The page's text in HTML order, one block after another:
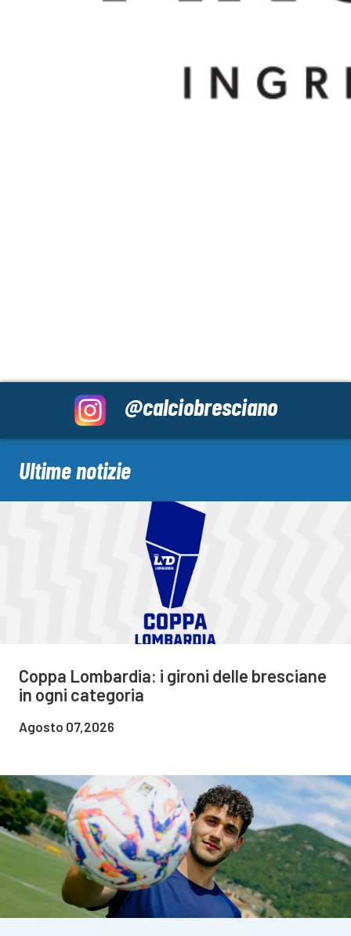
@calciobresciano
Ultime notizie
Coppa Lombardia: i gironi delle bresciane
in ogni categoria
Agosto 07,2026